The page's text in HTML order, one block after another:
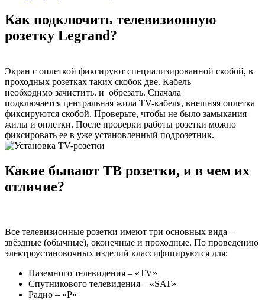
Как подключить телевизионную
розетку Legrand?
Экран с оплеткой фиксируют специализированной скобой, в
проходных розетках таких скобок две. Кабель
необходимо зачистить. и обрезать. Сначала
подключается центральная жила TV-кабеля, внешняя оплетка
фиксируются скобой. Проверьте, чтобы не было замыкания
жилы и оплетки. После проверки работы розетки можно
фиксировать ее в уже установленный подрозетник.
Какие бывают ТВ розетки, и в чем их
отличие?
Все телевизионные розетки имеют три основных вида –
звёздные (обычные), оконечные и проходные. По проведению
электроустановочных изделий классифицируются для:
Наземного телевидения – «TV»
Спутникового телевидения – «SAT»
Радио – «Р»